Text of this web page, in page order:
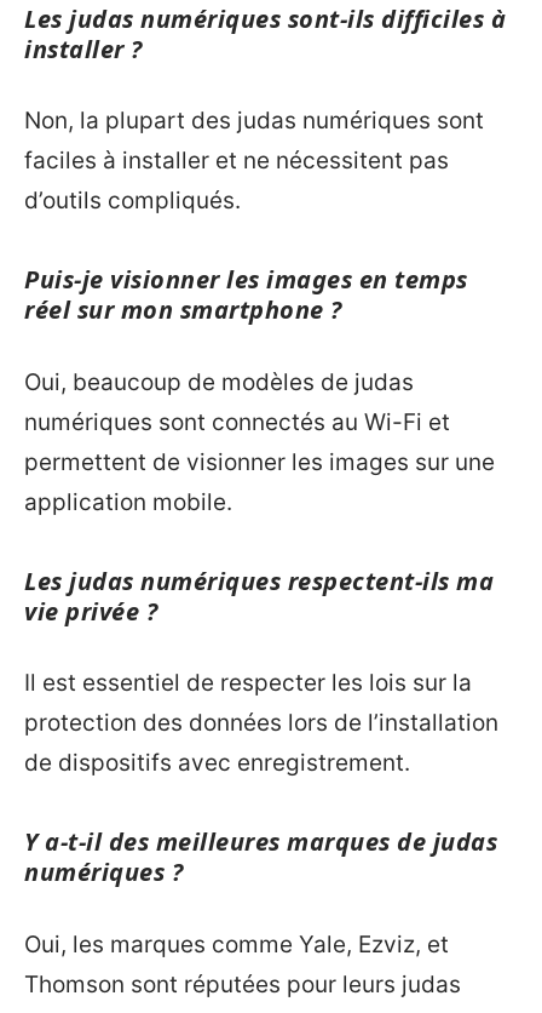
Les judas numériques sont-ils difficiles à
installer ?
Non, la plupart des judas numériques sont
faciles à installer et ne nécessitent pas
d’outils compliqués.
Puis-je visionner les images en temps
réel sur mon smartphone ?
Oui, beaucoup de modèles de judas
numériques sont connectés au Wi-Fi et
permettent de visionner les images sur une
application mobile.
Les judas numériques respectent-ils ma
vie privée ?
Il est essentiel de respecter les lois sur la
protection des données lors de l’installation
de dispositifs avec enregistrement.
Y a-t-il des meilleures marques de judas
numériques ?
Oui, les marques comme Yale, Ezviz, et
Thomson sont réputées pour leurs judas